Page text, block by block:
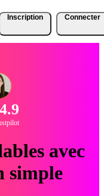
Inscription Connecter
4.9
avec
simple